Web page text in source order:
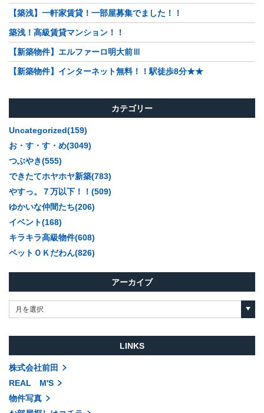
【築浅】一軒家賃貸！一部屋募集でました！！
築浅！高級賃貸マンション！！
【新築物件】エルファーロ明大前Ⅲ
【新築物件】インターネット無料！！駅徒歩8分★★
カテゴリー
Uncategorized(159)
お・す・す・め(3049)
つぶやき(555)
できたてホヤホヤ新築(783)
やすっ。７万以下！！(509)
ゆかいな仲間たち(206)
イベント(168)
キラキラ高級物件(608)
ペットＯＫだわん(826)
アーカイブ
月を選択
LINKS
株式会社前田
REAL M'S
物件写真